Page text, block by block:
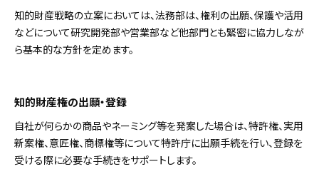
知的財産戦略の立案においては、法務部は、権利の出願、保護や活用
などについて研究開発部や営業部など他部門とも緊密に協力しなが
ら基本的な方針を定めます。
知的財産権の出願・登録
自社が何らかの商品やネーミング等を発案した場合は、特許権、実用
新案権、意匠権、商標権等について特許庁に出願手続を行い、登録を
受ける際に必要な手続きをサポートします。